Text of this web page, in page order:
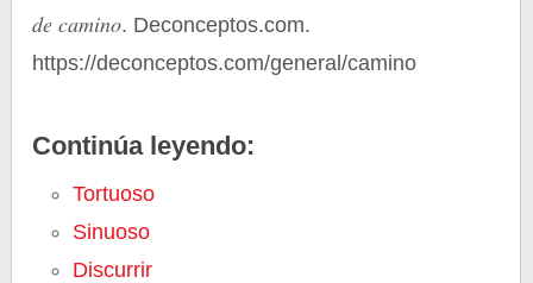
de camino. Deconceptos.com.
https://deconceptos.com/general/camino
Continúa leyendo:
Tortuoso
Sinuoso
Discurrir